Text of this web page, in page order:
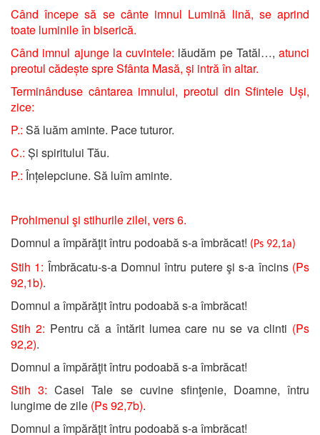
Când începe să se cânte imnul Lumină lină, se aprind
toate luminile în biserică.
Când imnul ajunge la cuvintele: lăudăm pe Tatăl…, atunci
preotul cădește spre Sfânta Masă, și intră în altar.
Terminânduse cântarea imnului, preotul din Sfintele Uși,
zice:
P.: Să luăm aminte. Pace tuturor.
C.: Și spiritului Tău.
P.: Înțelepciune. Să luîm aminte.
Prohimenul şi stihurile zilei, vers 6.
Domnul a împărăţit întru podoabă s-a îmbrăcat! (Ps 92,1a)
Stih 1: Îmbrăcatu-s-a Domnul întru putere şi s-a încins (Ps
92,1b).
Domnul a împărăţit întru podoabă s-a îmbrăcat!
Stih 2: Pentru că a întărit lumea care nu se va clinti (Ps
92,2).
Domnul a împărăţit întru podoabă s-a îmbrăcat!
Stih 3: Casei Tale se cuvine sfinţenie, Doamne, întru
lungime de zile (Ps 92,7b).
Domnul a împărăţit întru podoabă s-a îmbrăcat!